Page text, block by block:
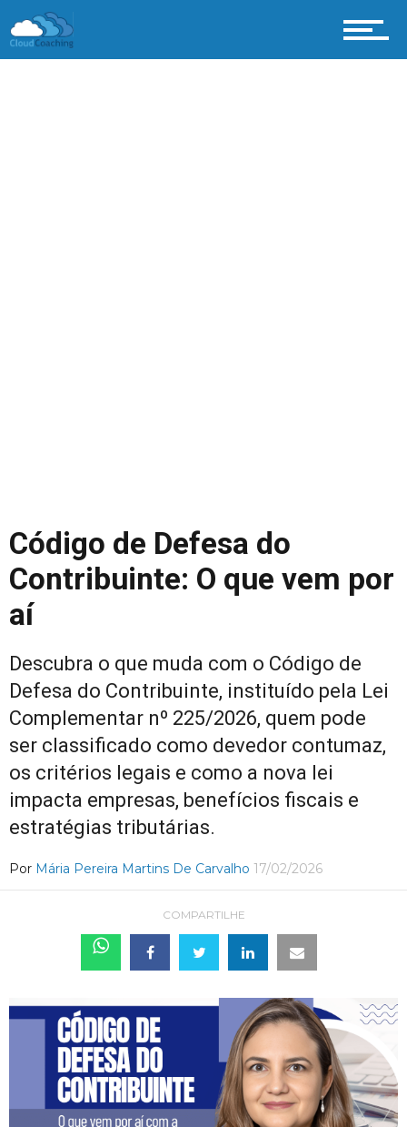
Código de Defesa do
Contribuinte: O que vem por
aí
Descubra o que muda com o Código de
Defesa do Contribuinte, instituído pela Lei
Complementar nº 225/2026, quem pode
ser classificado como devedor contumaz,
os critérios legais e como a nova lei
impacta empresas, benefícios fiscais e
estratégias tributárias.
Por Mária Pereira Martins De Carvalho 17/02/2026
COMPARTILHE